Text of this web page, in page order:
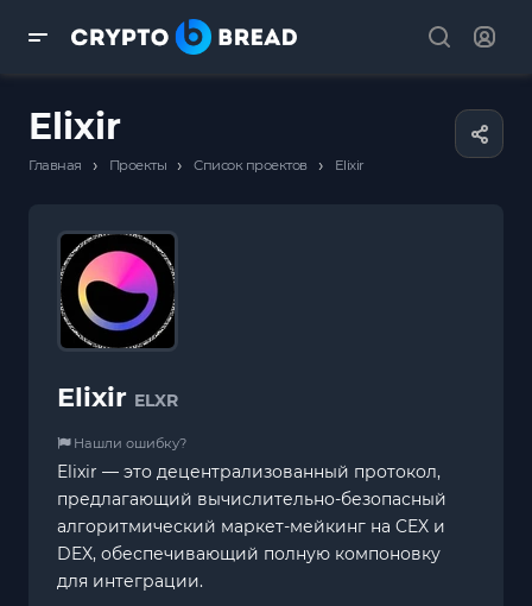
Elixir
Главная › Проекты › Список проектов › Elixir
Elixir ELXR
Нашли ошибку?
Elixir — это децентрализованный протокол,
предлагающий вычислительно-безопасный
алгоритмический маркет-мейкинг на CEX и
DEX, обеспечивающий полную компоновку
для интеграции.